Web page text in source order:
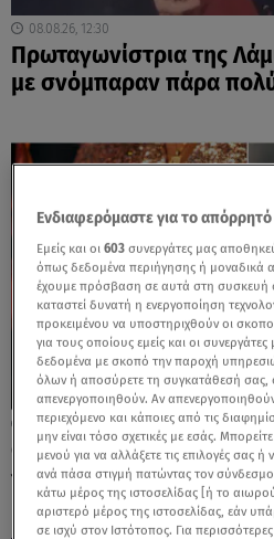
08.08.26, 12:30
Πρωταγωνίστρια της
με σνόμπαραν πάρα
24.12.25, 09:31
Christmas outfits: Οι πιο
για τις γιορτινές εξόδους!
Ενδιαφερόμαστε για το
Εμείς και οι603 συνεργάτες μας
όπως δεδομένα περιήγησης ή μοναδικά
έχουμε πρόσβαση σε αυτά στη συσκευή
καταστεί δυνατή η ενεργοποίηση
προκειμένου να υποστηριχθούν οι
για τους οποίους εμείς και οι
δεδομένα με σκοπό την παροχή
όλων ή αποσύρετε τη συγκατάθεσή σας,
απενεργοποιηθούν. Αν απενεργοποιηθούν
περιεχόμενο και κάποιες από τις
μην είναι τόσο σχετικές με εσάς.
μενού για να αλλάξετε τις επιλογές σας
ανά πάσα στιγμή πατώντας τον
κάτω μέρος της ιστοσελίδας [ή το
αριστερό μέρος της ιστοσελίδας, εάν
σε ισχύ στον Ιστότοπος. Για